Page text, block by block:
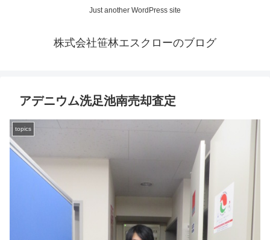
Just another WordPress site
株式会社笹林エスクローのブログ
アデニウム洗足池南売却査定
topics